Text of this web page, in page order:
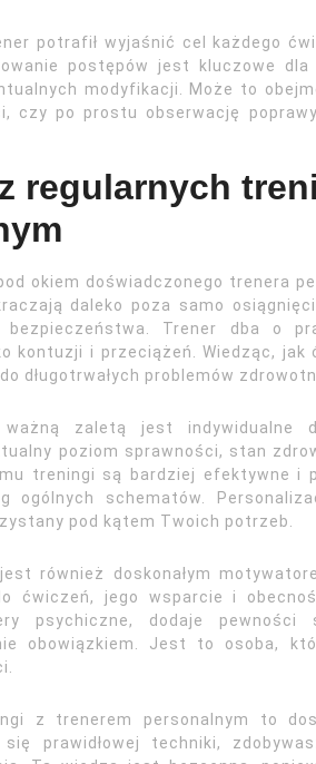
potrafił wyjaśnić cel każdego
postępów jest kluczowe
modyfikacji. Może to
czy po prostu obserwację
regularnych
okiem doświadczonego trenera
daleko poza samo
Trener dba o
kontuzji i przeciążeń. Wiedząc, jak
długotrwałych problemów
ważną zaletą jest indywidualne
poziom sprawności, stan
treningi są bardziej efektywne i
ogólnych schematów.
pod kątem Twoich potrzeb.
również doskonałym
ćwiczeń, jego wsparcie i
psychiczne, dodaje
obowiązkiem. Jest to osoba,
z trenerem personalnym to
prawidłowej techniki,